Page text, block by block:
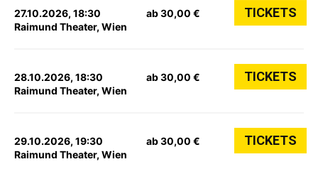
27.10.2026, 18:30
Raimund Theater, Wien
ab 30,00 € TICKETS
28.10.2026, 18:30
Raimund Theater, Wien
ab 30,00 € TICKETS
29.10.2026, 19:30
Raimund Theater, Wien
ab 30,00 € TICKETS